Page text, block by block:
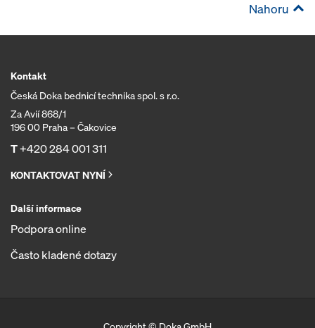
Nahoru
Kontakt
Česká Doka bednicí technika spol. s r.o.
Za Avií 868/1
196 00 Praha – Čakovice
T+420 284 001 311
KONTAKTOVAT NYNÍ
Další informace
Podpora online
Často kladené dotazy